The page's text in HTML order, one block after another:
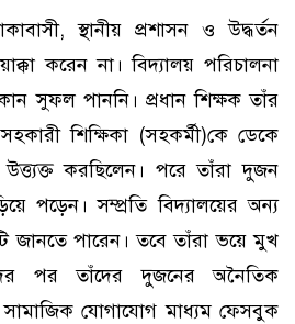
স্থানীয় প্রশাসন ও উদ্ধর্তন
করেন না। বিদ্যালয় পরিচালনা
সুফল পাননি। প্রধান শিক্ষক তাঁর
শিক্ষিকা (সহকর্মী)কে ডেকে
করছিলেন। পরে তাঁরা দুজন
পড়েন। সম্প্রতি বিদ্যালয়ের অন্য
জানতে পারেন। তবে তাঁরা ভয়ে মুখ
পর তাঁদের দুজনের অনৈতিক
সামাজিক যোগাযোগ মাধ্যম ফেসবুক